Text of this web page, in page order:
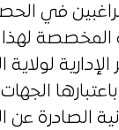
للراغبين في
المخصصة
لولاية
الصادرة عن